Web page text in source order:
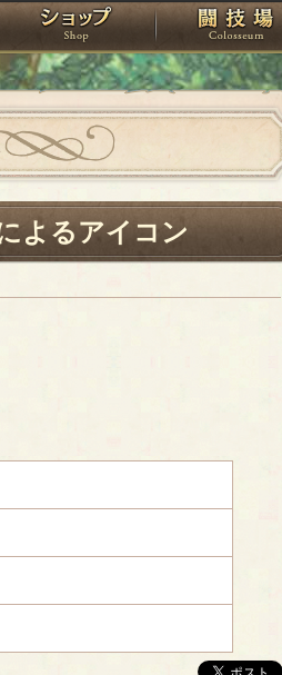
タジオ ショップ
よるアイコン